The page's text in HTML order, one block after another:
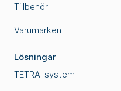
Tillbehör
Varumärken
Lösningar
TETRA-system